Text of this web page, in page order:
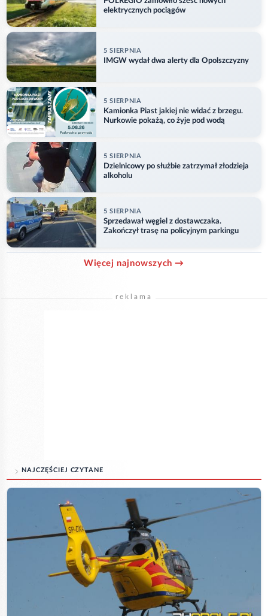
elektrycznych pociągów
5 SIERPNIA
IMGW wydał dwa alerty dla Opolszczyzny
5 SIERPNIA
Kamionka Piast jakiej nie widać z brzegu.
Nurkowie pokażą, co żyje pod wodą
5 SIERPNIA
Dzielnicowy po służbie zatrzymał złodzieja
alkoholu
5 SIERPNIA
Sprzedawał węgiel z dostawczaka.
Zakończył trasę na policyjnym parkingu
Więcej najnowszych →
reklama
NAJCZĘŚCIEJ CZYTANE